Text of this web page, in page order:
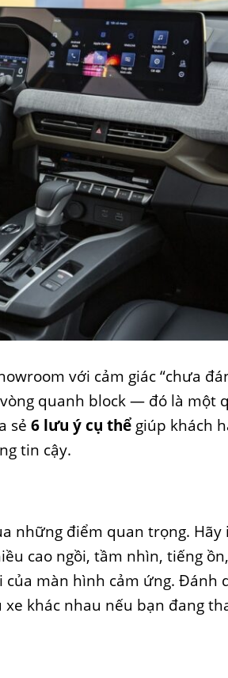
với cảm giác “chưa
quanh block — đó là một
sẻ 6 lưu ý cụ thể giúp khách
tin cậy.
những điểm quan trọng. Hãy
cao ngồi, tầm nhìn, tiếng
màn hình cảm ứng. Đánh
khác nhau nếu bạn đang